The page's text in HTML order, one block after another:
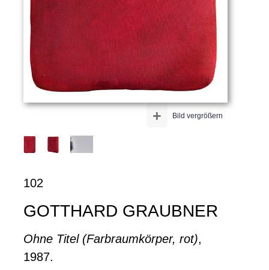
Bild vergrößern
+
102
GOTTHARD GRAUBNER
Ohne Titel (Farbraumkörper, rot),
1987.